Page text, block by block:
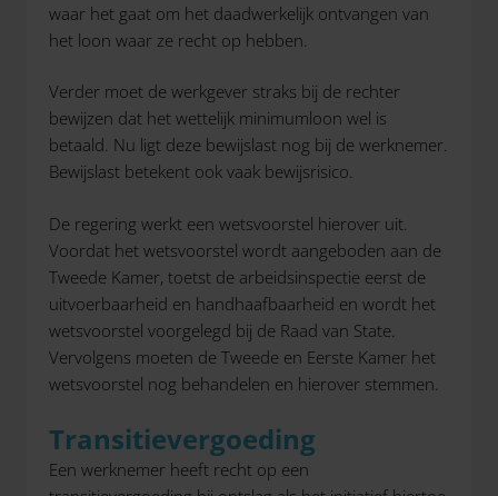
waar het gaat om het daadwerkelijk ontvangen van
het loon waar ze recht op hebben.
Verder moet de werkgever straks bij de rechter
bewijzen dat het wettelijk minimumloon wel is
betaald. Nu ligt deze bewijslast nog bij de werknemer.
Bewijslast betekent ook vaak bewijsrisico.
De regering werkt een wetsvoorstel hierover uit.
Voordat het wetsvoorstel wordt aangeboden aan de
Tweede Kamer, toetst de arbeidsinspectie eerst de
uitvoerbaarheid en handhaafbaarheid en wordt het
wetsvoorstel voorgelegd bij de Raad van State.
Vervolgens moeten de Tweede en Eerste Kamer het
wetsvoorstel nog behandelen en hierover stemmen.
Transitievergoeding
Een werknemer heeft recht op een